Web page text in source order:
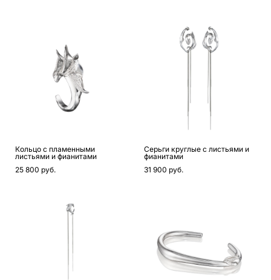
Кольцо с пламенными
листьями и фианитами
25 800 pуб.
Серьги круглые с листьями и
фианитами
31 900 pуб.